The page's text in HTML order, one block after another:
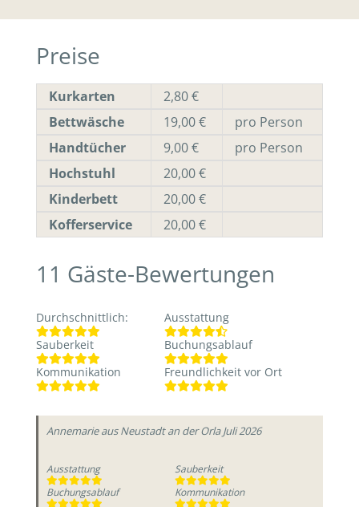
Preise
Kurkarten
2,80 €
Bettwäsche
19,00 €
pro Person
Handtücher
9,00 €
pro Person
Hochstuhl
20,00 €
Kinderbett
20,00 €
Kofferservice
20,00 €
11 Gäste-Bewertungen
Durchschnittlich:
Ausstattung
Sauberkeit
Buchungsablauf
Kommunikation
Freundlichkeit vor Ort
Annemarieaus Neustadt an der Orla Juli 2026
Ausstattung
Sauberkeit
Buchungsablauf
Kommunikation